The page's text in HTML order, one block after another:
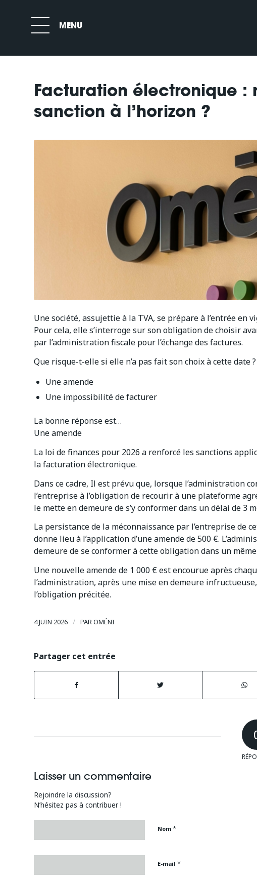
Facturation électronique :
sanction à l’horizon ?
Une société, assujettie à la TVA, se prépare à l’entrée
Pour cela, elle s’interroge sur son obligation de choisir
par l’administration fiscale pour l’échange des factures.
Que risque-t-elle si elle n’a pas fait son choix à cette date ?
Une amende
Une impossibilité de facturer
La bonne réponse est…
Une amende
La loi de finances pour 2026 a renforcé les sanctions
la facturation électronique.
Dans ce cadre, Il est prévu que, lorsque l’administration
l’entreprise à l’obligation de recourir à une plateforme
le mette en demeure de s’y conformer dans un délai de 3
La persistance de la méconnaissance par l’entreprise de
donne lieu à l’application d’une amende de 500 €.
demeure de se conformer à cette obligation dans un
Une nouvelle amende de 1 000 € est encourue après
l’administration, après une mise en demeure
l’obligation précitée.
4 JUIN 2026 / PAROMÉNI
Partager cet entrée
Laisser un commentaire
Rejoindre la discussion?
N’hésitez pas à contribuer !
Nom *
E-mail *